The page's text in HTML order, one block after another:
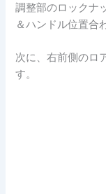
調整部のロックナ
＆ハンドル位置合
次に、右前側のロ
す。